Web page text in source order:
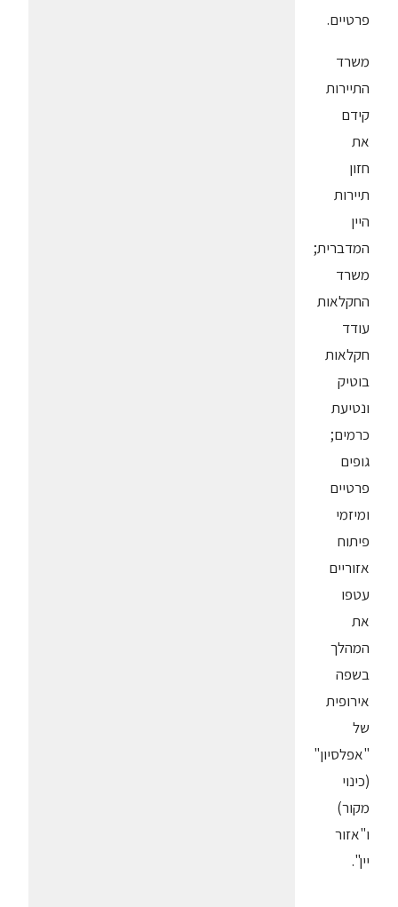
פרטיים.
משרד
התיירות
קידם
את
חזון
תיירות
היין
המדברית;
משרד
החקלאות
עודד
חקלאות
בוטיק
ונטיעת
כרמים;
גופים
פרטיים
ומיזמי
פיתוח
אזוריים
עטפו
את
המהלך
בשפה
אירופית
של
"אפלסיון"
(כינוי
מקור)
ו"אזור
יין".